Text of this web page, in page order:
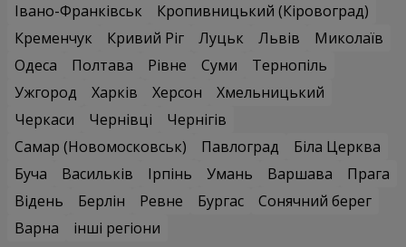
Івано-Франківськ
Кропивницький (Кіровоград)
Кременчук
Кривий Ріг Луцьк Львів
Миколаїв
Одеса
Полтава Рівне Суми
Тернопіль
Ужгород
Харків Херсон
Хмельницький
Черкаси
Чернівці
Чернігів
Самар (Новомосковськ)
Павлоград
Біла Церква
Буча
Васильків Ірпінь Умань Варшава
Прага
Відень
Берлін Ревне Бургас
Сонячний берег
Варна
інші регіони